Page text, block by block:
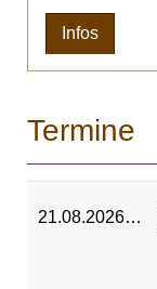
Infos
Termine
21.08.2026…